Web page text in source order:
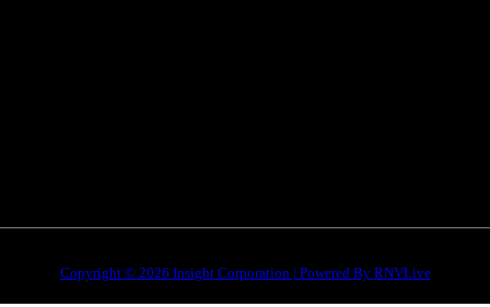
Copyright © 2026 Insight Corporation | Powered By RNVLive